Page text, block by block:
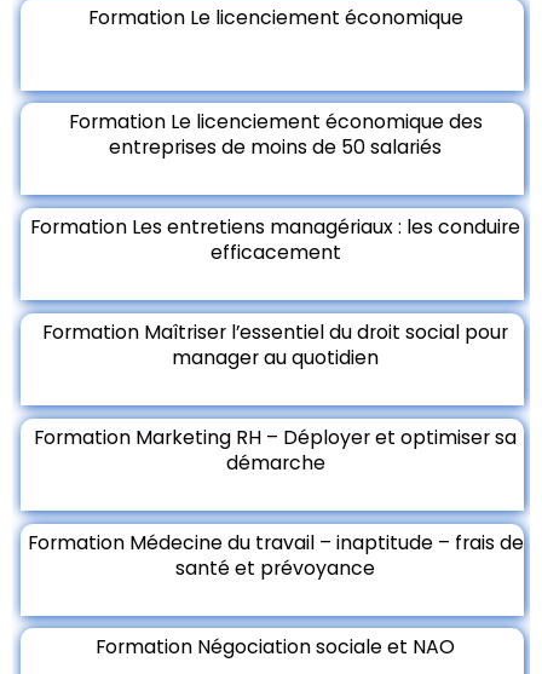
Formation Le licenciement économique
Formation Le licenciement économique des
entreprises de moins de 50 salariés
Formation Les entretiens managériaux : les conduire
efficacement
Formation Maîtriser l’essentiel du droit social pour
manager au quotidien
Formation Marketing RH – Déployer et optimiser sa
démarche
Formation Médecine du travail – inaptitude – frais de
santé et prévoyance
Formation Négociation sociale et NAO